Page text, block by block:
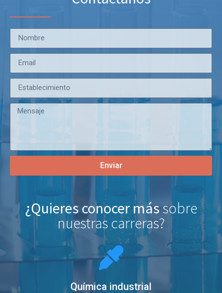
Enviar
¿Quieres conocer más sobre
nuestras carreras?
Química industrial